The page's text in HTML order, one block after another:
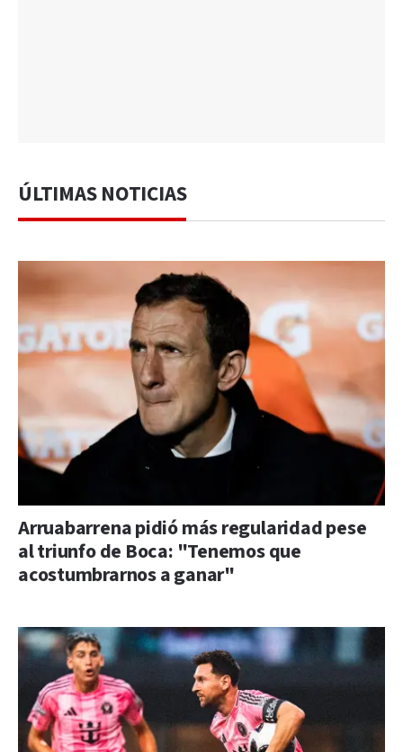
ÚLTIMAS NOTICIAS
Arruabarrena pidió más regularidad pese
al triunfo de Boca: "Tenemos que
acostumbrarnos a ganar"